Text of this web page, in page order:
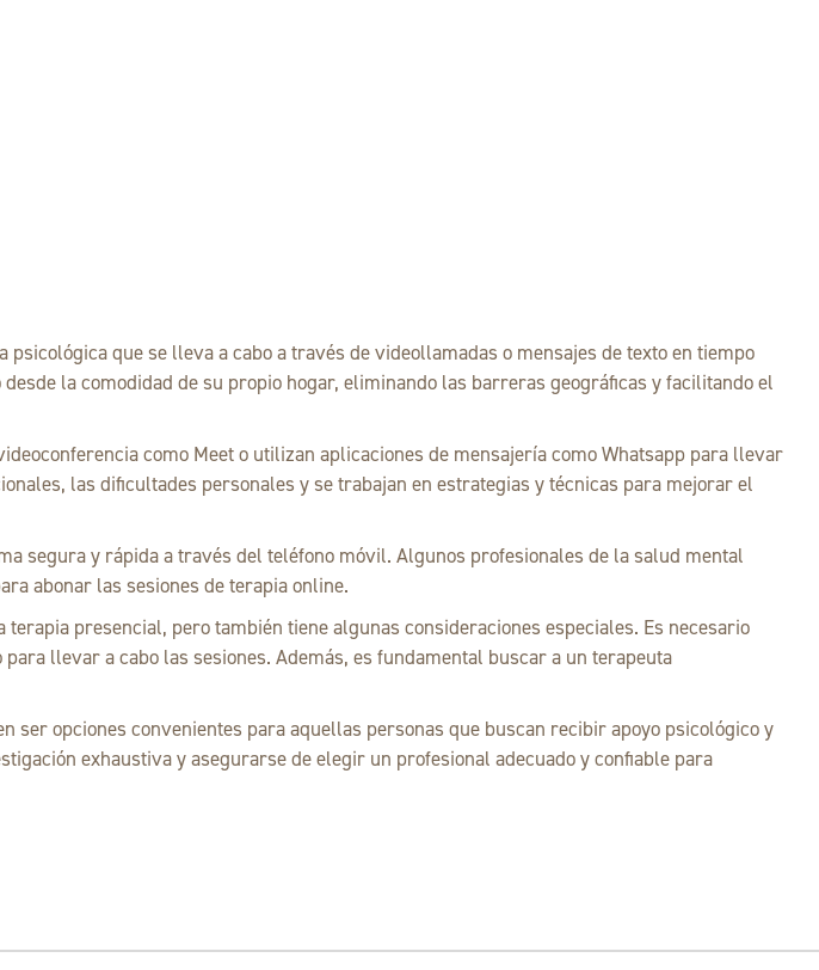
que se lleva a cabo a través de videollamadas o mensajes de texto en tiempo
la comodidad de su propio hogar, eliminando las barreras geográficas y facilitando el
como Meet o utilizan aplicaciones de mensajería como Whatsapp para llevar
las dificultades personales y se trabajan en estrategias y técnicas para mejorar el
segura y rápida a través del teléfono móvil. Algunos profesionales de la salud mental
abonar las sesiones de terapia online.
presencial, pero también tiene algunas consideraciones especiales. Es necesario
llevar a cabo las sesiones. Además, es fundamental buscar a un terapeuta
ser opciones convenientes para aquellas personas que buscan recibir apoyo psicológico y
exhaustiva y asegurarse de elegir un profesional adecuado y confiable para